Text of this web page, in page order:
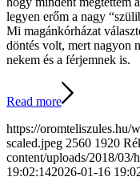
legyen erőm a nagy
Mi magánkórházat
döntés volt, mert nagyon
nekem és a férjemnek is.
Read more
https://oromteliszules.hu/
scaled.jpeg 2560 1920
content/uploads/2018/03/
19:02:142026-01-16